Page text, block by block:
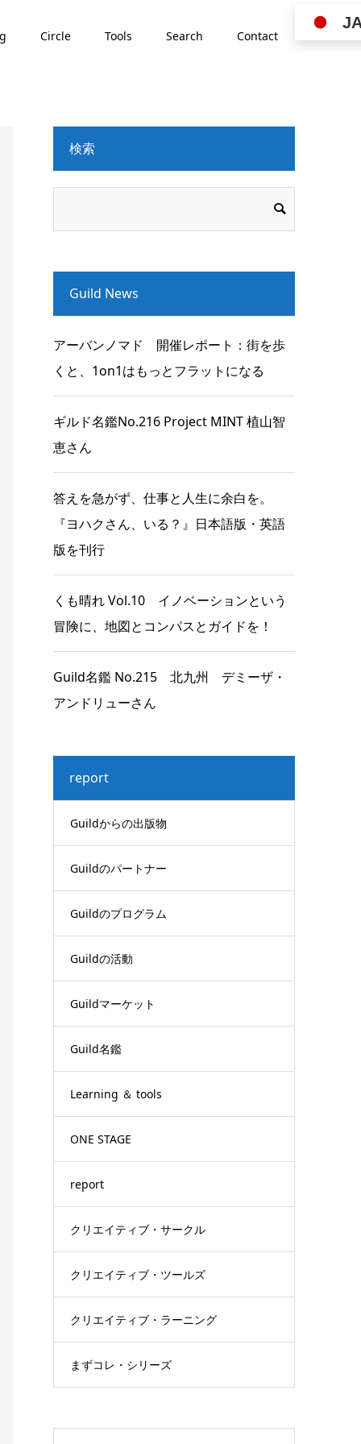
Circle Tools Search Contact
JA
検索
Guild News
アーバンノマド 開催レポート：街を歩
くと、1on1はもっとフラットになる
ギルド名鑑No.216 Project MINT 植山智
恵さん
答えを急がず、仕事と人生に余白を。
『ヨハクさん、いる？』日本語版・英語
版を刊行
くも晴れ Vol.10 イノベーションという
冒険に、地図とコンパスとガイドを！
Guild名鑑 No.215 北九州 デミーザ・
アンドリューさん
report
Guildからの出版物
Guildのパートナー
Guildのプログラム
Guildの活動
Guildマーケット
Guild名鑑
Learning ＆ tools
ONE STAGE
report
クリエイティブ・サークル
クリエイティブ・ツールズ
クリエイティブ・ラーニング
まずコレ・シリーズ